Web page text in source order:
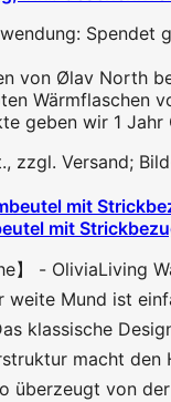
von Ølav North
Wärmflaschen
geben wir 1
zzgl. Versand;
mit
】 - OliviaLiving
weite Mund ist
klassische
macht
überzeugt von